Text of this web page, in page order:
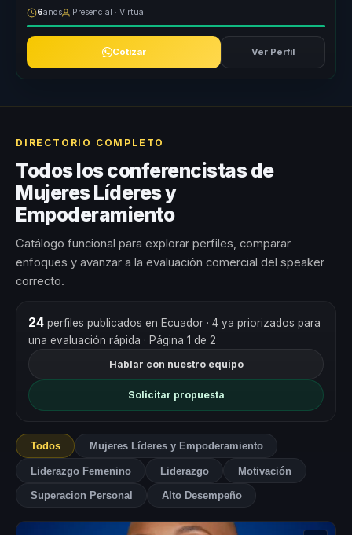
6años Presencial · Virtual
Cotizar Ver Perfil
DIRECTORIO COMPLETO
Todos los conferencistas de
Mujeres Líderes y
Empoderamiento
Catálogo funcional para explorar perfiles, comparar
enfoques y avanzar a la evaluación comercial del speaker
correcto.
24perfiles publicados en Ecuador · 4 ya priorizados para
una evaluación rápida · Página 1 de 2
Hablar con nuestro equipo
Solicitar propuesta
Todos Mujeres Líderes y Empoderamiento
Liderazgo Femenino Liderazgo Motivación
Superacion Personal Alto Desempeño